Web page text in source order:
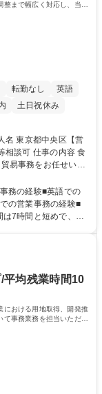
まで幅広く対応し、当社
転勤なし
英語
土日祝休み
内容 食
易事務をお任せいた
注から海外工場との
ます。 ■受発注
在庫管理 ■輸入書類
入業全般 ■倉庫との
務をサポート頂きま
務の経験■英語での
の営業事務の経験■
客様の多様なニー
て手掛けています。
サービスが最大の強
語 資格：
平均残業時間10
における用地取得、開発推
事務業務を担当いただき